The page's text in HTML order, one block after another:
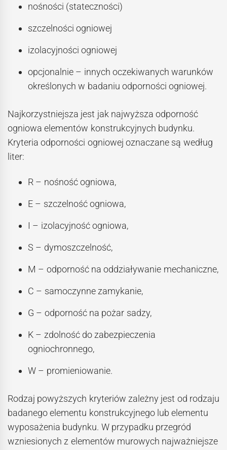
nośności (stateczności)
szczelności ogniowej
izolacyjności ogniowej
opcjonalnie – innych oczekiwanych warunków
określonych w badaniu odporności ogniowej.
Najkorzystniejsza jest jak najwyższa odporność
ogniowa elementów konstrukcyjnych budynku.
Kryteria odporności ogniowej oznaczane są według
liter:
R – nośność ogniowa,
E – szczelność ogniowa,
I – izolacyjność ogniowa,
S – dymoszczelność,
M – odporność na oddziaływanie mechaniczne,
C – samoczynne zamykanie,
G – odporność na pożar sadzy,
K – zdolność do zabezpieczenia
ogniochronnego,
W – promieniowanie.
Rodzaj powyższych kryteriów zależny jest od rodzaju
badanego elementu konstrukcyjnego lub elementu
wyposażenia budynku. W przypadku przegród
wzniesionych z elementów murowych najważniejsze